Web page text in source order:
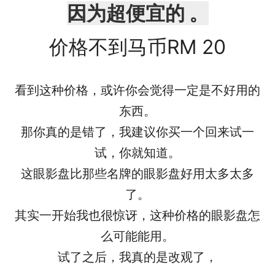
因为超便宜的 。
价格不到马币RM 20
看到这种价格，或许你会觉得一定是不好用的
东西。
那你真的是错了，我建议你买一个回来试一
试，你就知道。
这眼影盘比那些名牌的眼影盘好用太多太多
了。
其实一开始我也很惊讶，这种价格的眼影盘怎
么可能能用。
试了之后，我真的是改观了，